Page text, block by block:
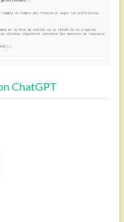
ChatGPT